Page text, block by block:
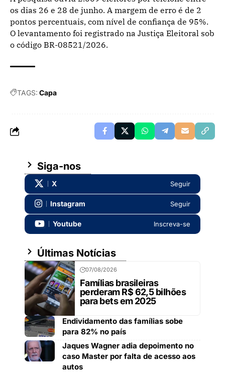
os dias 26 e 28 de junho. A margem de erro é de 2
pontos percentuais, com nível de confiança de 95%.
O levantamento foi registrado na Justiça Eleitoral sob
o código BR-08521/2026.
TAGS: Capa
Siga-nos
X Seguir
Instagram Seguir
Youtube Inscreva-se
Últimas Notícias
07/08/2026
Famílias brasileiras
perderam R$ 62,5 bilhões
para bets em 2025
Endividamento das famílias sobe
para 82% no país
Jaques Wagner adia depoimento no
caso Master por falta de acesso aos
autos